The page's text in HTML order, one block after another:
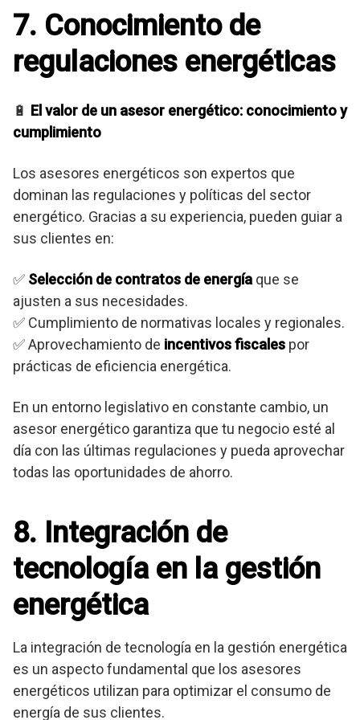
7. Conocimiento de
regulaciones energéticas
🔋 El valor de un asesor energético: conocimiento y
cumplimiento
Los asesores energéticos son expertos que
dominan las regulaciones y políticas del sector
energético. Gracias a su experiencia, pueden guiar a
sus clientes en:
✅ Selección de contratos de energía que se
ajusten a sus necesidades.
✅ Cumplimiento de normativas locales y regionales.
✅ Aprovechamiento de incentivos fiscales por
prácticas de eficiencia energética.
En un entorno legislativo en constante cambio, un
asesor energético garantiza que tu negocio esté al
día con las últimas regulaciones y pueda aprovechar
todas las oportunidades de ahorro.
8. Integración de
tecnología en la gestión
energética
La integración de tecnología en la gestión energética
es un aspecto fundamental que los asesores
energéticos utilizan para optimizar el consumo de
energía de sus clientes.